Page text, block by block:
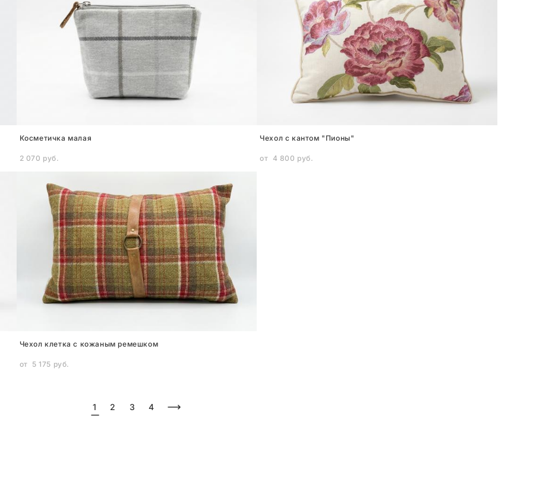
Косметичка малая
2 070 pуб.
Чехол с кантом "Пионы"
от 4 800 pуб.
Чехол клетка с кожаным ремешком
от 5 175 pуб.
1 2 3 4